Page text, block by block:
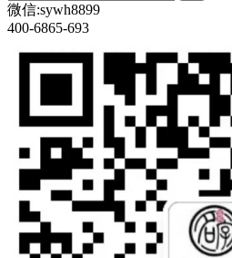
微信:sywh8899
400-6865-693